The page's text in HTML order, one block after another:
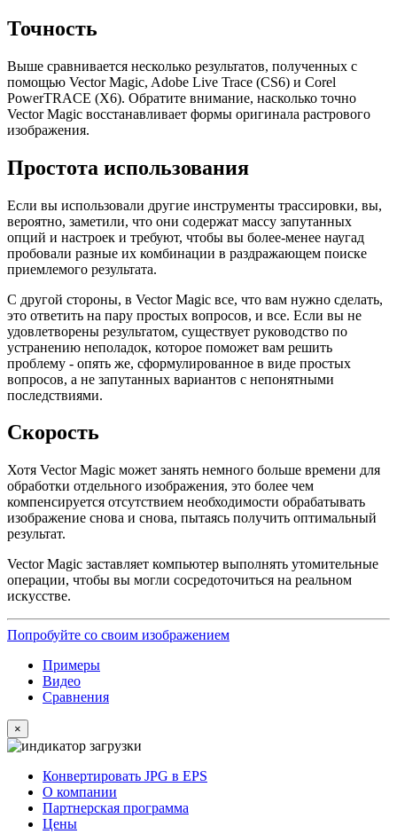
Точность
Выше сравнивается несколько результатов, полученных с
помощью Vector Magic, Adobe Live Trace (CS6) и Corel
PowerTRACE (X6). Обратите внимание, насколько точно
Vector Magic восстанавливает формы оригинала растрового
изображения.
Простота использования
Если вы использовали другие инструменты трассировки, вы,
вероятно, заметили, что они содержат массу запутанных
опций и настроек и требуют, чтобы вы более-менее наугад
пробовали разные их комбинации в раздражающем поиске
приемлемого результата.
С другой стороны, в Vector Magic все, что вам нужно сделать,
это ответить на пару простых вопросов, и все. Если вы не
удовлетворены результатом, существует руководство по
устранению неполадок, которое поможет вам решить
проблему - опять же, сформулированное в виде простых
вопросов, а не запутанных вариантов с непонятными
последствиями.
Скорость
Хотя Vector Magic может занять немного больше времени для
обработки отдельного изображения, это более чем
компенсируется отсутствием необходимости обрабатывать
изображение снова и снова, пытаясь получить оптимальный
результат.
Vector Magic заставляет компьютер выполнять утомительные
операции, чтобы вы могли сосредоточиться на реальном
искусстве.
Попробуйте со своим изображением
Примеры
Видео
Сравнения
×
Конвертировать JPG в EPS
О компании
Партнерская программа
Цены